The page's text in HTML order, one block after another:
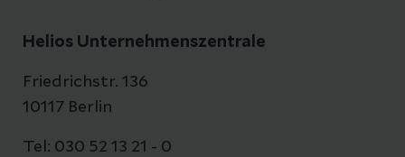
Helios Unternehmenszentrale
Friedrichstr. 136
10117 Berlin
Tel: 030 52 13 21 - 0